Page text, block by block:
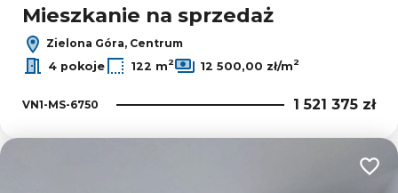
Mieszkanie na sprzedaż
Zielona Góra, Centrum
4 pokoje
122 m2 12 500,00 zł/m2
VN1-MS-6750 1 521 375 zł